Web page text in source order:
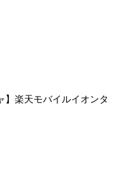
】楽天モバイルイオンタ